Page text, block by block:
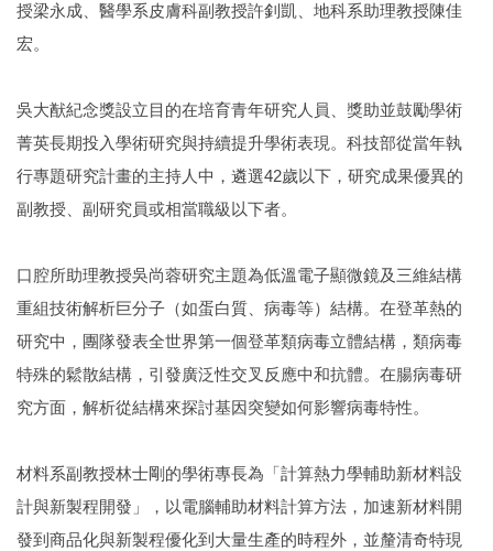
授梁永成、醫學系皮膚科副教授許釗凱、地科系助理教授陳佳
宏。
吳大猷紀念獎設立目的在培育青年研究人員、獎助並鼓勵學術
菁英長期投入學術研究與持續提升學術表現。科技部從當年執
行專題研究計畫的主持人中，遴選42歲以下，研究成果優異的
副教授、副研究員或相當職級以下者。
口腔所助理教授吳尚蓉研究主題為低溫電子顯微鏡及三維結構
重組技術解析巨分子（如蛋白質、病毒等）結構。在登革熱的
研究中，團隊發表全世界第一個登革類病毒立體結構，類病毒
特殊的鬆散結構，引發廣泛性交叉反應中和抗體。在腸病毒研
究方面，解析從結構來探討基因突變如何影響病毒特性。
材料系副教授林士剛的學術專長為「計算熱力學輔助新材料設
計與新製程開發」，以電腦輔助材料計算方法，加速新材料開
發到商品化與新製程優化到大量生產的時程外，並釐清奇特現